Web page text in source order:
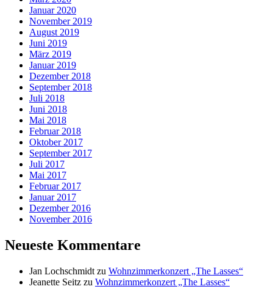
Januar 2020
November 2019
August 2019
Juni 2019
März 2019
Januar 2019
Dezember 2018
September 2018
Juli 2018
Juni 2018
Mai 2018
Februar 2018
Oktober 2017
September 2017
Juli 2017
Mai 2017
Februar 2017
Januar 2017
Dezember 2016
November 2016
Neueste Kommentare
Jan Lochschmidt zu Wohnzimmerkonzert „The Lasses“
Jeanette Seitz zu Wohnzimmerkonzert „The Lasses“